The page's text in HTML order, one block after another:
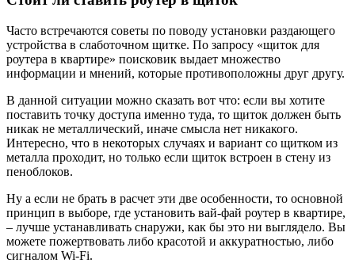
Часто встречаются советы по поводу установки раздающего
устройства в слаботочном щитке. По запросу «щиток для
роутера в квартире» поисковик выдает множество
информации и мнений, которые противоположны друг другу.
В данной ситуации можно сказать вот что: если вы хотите
поставить точку доступа именно туда, то щиток должен быть
никак не металлический, иначе смысла нет никакого.
Интересно, что в некоторых случаях и вариант со щитком из
металла проходит, но только если щиток встроен в стену из
пеноблоков.
Ну а если не брать в расчет эти две особенности, то основной
принцип в выборе, где установить вай-фай роутер в квартире,
– лучше устанавливать снаружи, как бы это ни выглядело. Вы
можете пожертвовать либо красотой и аккуратностью, либо
сигналом Wi-Fi.